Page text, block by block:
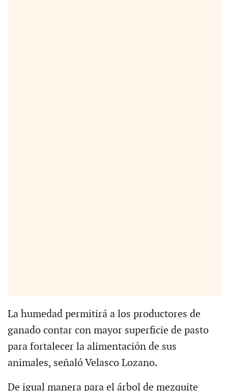
La humedad permitirá a los productores de
ganado contar con mayor superficie de pasto
para fortalecer la alimentación de sus
animales, señaló Velasco Lozano.
De igual manera para el árbol de mezquite